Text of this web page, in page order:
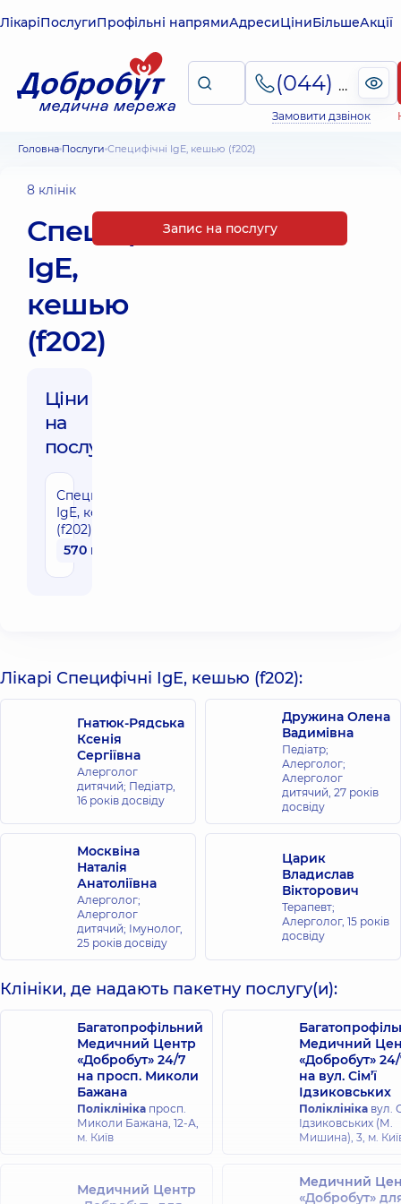
ЛікаріПослугиПрофільні напрямиАдресиЦіниБільшеАкції
(044) 495-2-888
Замовити дзвінок
Головна Послуги Специфічні IgE, кешью (f202)
8 клінік
Специфічні
IgE,
кешью
(f202)
Ціни
на
послуги:
Специфічні
IgE, кешью
(f202)
570 грн
Запис на послугу
Лікарі Специфічні IgE, кешью (f202):
Гнатюк-Рядська
Ксенія
Сергіївна
Алерголог
дитячий; Педіатр,
16 років досвіду
Дружина Олена
Вадимівна
Педіатр;
Алерголог;
Алерголог
дитячий, 27 років
досвіду
Москвіна
Наталія
Анатоліївна
Алерголог;
Алерголог
дитячий; Імунолог,
25 років досвіду
Царик
Владислав
Вікторович
Терапевт;
Алерголог, 15 років
досвіду
Клініки, де надають пакетну послугу(и):
Багатопрофільний
Медичний Центр
«Добробут» 24/7
на просп. Миколи
Бажана
Поліклініка просп.
Миколи Бажана, 12-А,
м. Київ
Медичний
«Добробут»
на вул. Сім’ї
Ідзиковських
Поліклініка вул.
Ідзиковських (М.
Мишина), 3, м.
Медичний Центр
Медичний
«Добробут»